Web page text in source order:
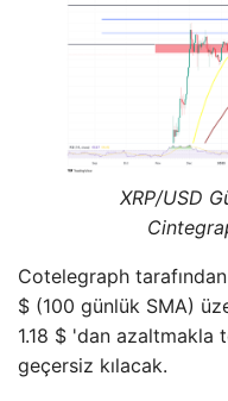
XRP/USD
Cotelegraph
$ (100 günlük SMA)
1.18 $ 'dan azaltmakla
geçersiz kılacak.